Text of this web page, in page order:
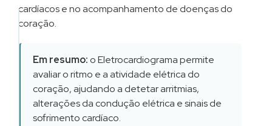
cardíacos e no acompanhamento de doenças do
coração.
Em resumo: o Eletrocardiograma permite
avaliar o ritmo e a atividade elétrica do
coração, ajudando a detetar arritmias,
alterações da condução elétrica e sinais de
sofrimento cardíaco.
→
Lifefocus
Carregado
→